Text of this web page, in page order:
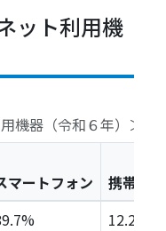
ット利用機
機器（令和６年）＞
マートフォン
携帯電話
12.2%